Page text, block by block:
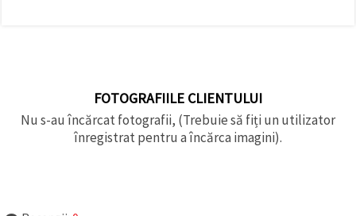
FOTOGRAFIILE CLIENTULUI
Nu s-au încărcat fotografii, (Trebuie să fiți un utilizator
înregistrat pentru a încărca imagini).